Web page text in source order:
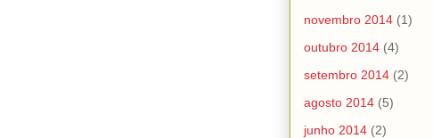
novembro 2014 (1)
outubro 2014 (4)
setembro 2014 (2)
agosto 2014 (5)
junho 2014 (2)